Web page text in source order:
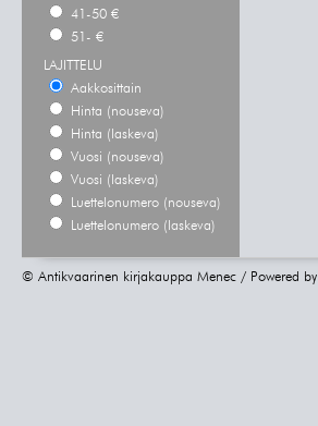
41-50 €
51- €
LAJITTELU
Aakkosittain
Hinta (nouseva)
Hinta (laskeva)
Vuosi (nouseva)
Vuosi (laskeva)
Luettelonumero (nouseva)
Luettelonumero (laskeva)
© Antikvaarinen kirjakauppa Menec / Powered by